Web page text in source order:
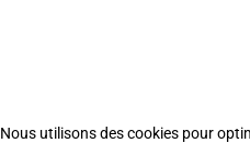
Nous utilisons des cookies pour